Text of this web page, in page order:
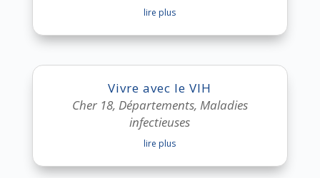
lire plus
Vivre avec le VIH
Cher 18, Départements, Maladies
infectieuses
lire plus